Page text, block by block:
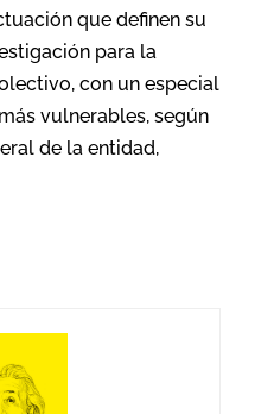
que definen su
para la
con un especial
vulnerables, según
de la entidad,